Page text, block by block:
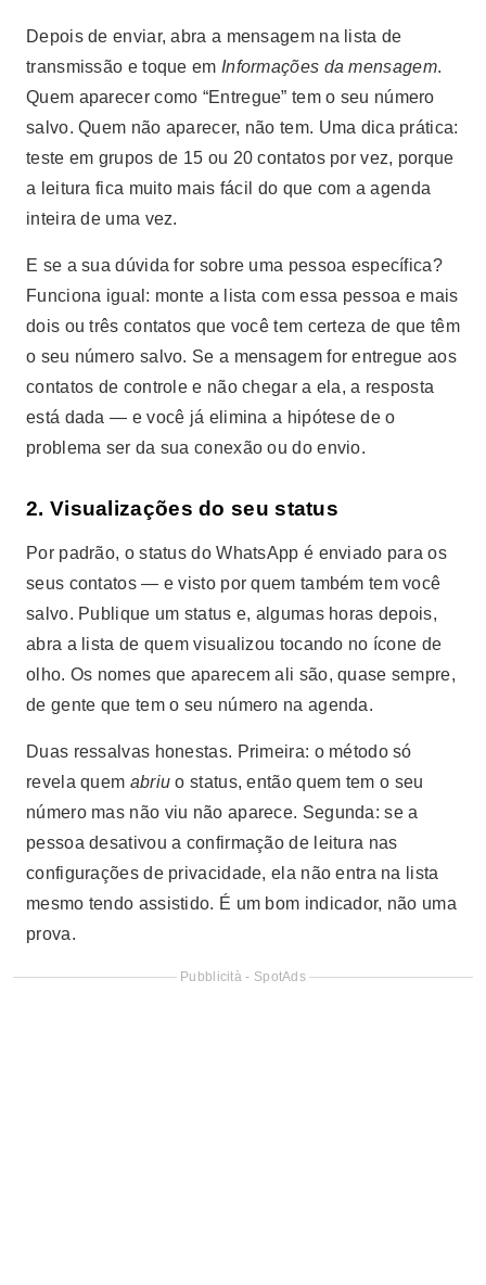
Depois de enviar, abra a mensagem na lista de
transmissão e toque em Informações da mensagem.
Quem aparecer como “Entregue” tem o seu número
salvo. Quem não aparecer, não tem. Uma dica prática:
teste em grupos de 15 ou 20 contatos por vez, porque
a leitura fica muito mais fácil do que com a agenda
inteira de uma vez.
E se a sua dúvida for sobre uma pessoa específica?
Funciona igual: monte a lista com essa pessoa e mais
dois ou três contatos que você tem certeza de que têm
o seu número salvo. Se a mensagem for entregue aos
contatos de controle e não chegar a ela, a resposta
está dada — e você já elimina a hipótese de o
problema ser da sua conexão ou do envio.
2. Visualizações do seu status
Por padrão, o status do WhatsApp é enviado para os
seus contatos — e visto por quem também tem você
salvo. Publique um status e, algumas horas depois,
abra a lista de quem visualizou tocando no ícone de
olho. Os nomes que aparecem ali são, quase sempre,
de gente que tem o seu número na agenda.
Duas ressalvas honestas. Primeira: o método só
revela quem abriu o status, então quem tem o seu
número mas não viu não aparece. Segunda: se a
pessoa desativou a confirmação de leitura nas
configurações de privacidade, ela não entra na lista
mesmo tendo assistido. É um bom indicador, não uma
prova.
Pubblicità - SpotAds